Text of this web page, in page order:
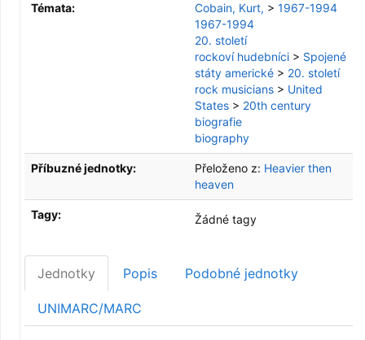
Témata: Cobain, Kurt, > 1967-1994
1967-1994
20. století
rockoví hudebníci > Spojené
státy americké > 20. století
rock musicians > United
States > 20th century
biografie
biography
Příbuzné jednotky: Přeloženo z: Heavier then
heaven
Tagy: Žádné tagy
Jednotky Popis Podobné jednotky
UNIMARC/MARC